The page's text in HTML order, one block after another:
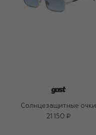
Солнцезащитные очки
21 150 ₽